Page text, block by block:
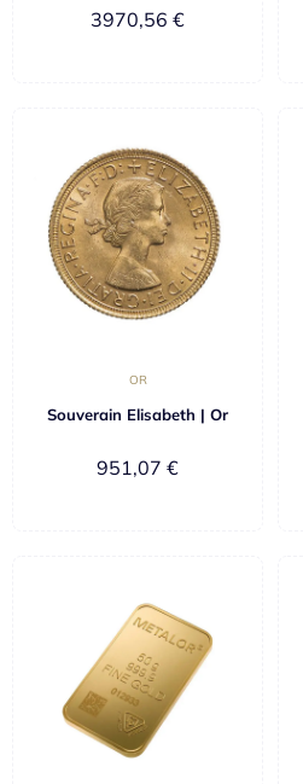
3970,56 €
OR
Souverain Elisabeth | Or
951,07 €